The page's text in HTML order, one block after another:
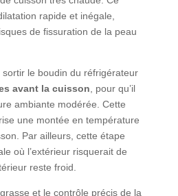
rapide et inégale,
de fissuration de la peau
le boudin du réfrigérateur
avant la cuisson , pour qu’il
ambiante modérée. Cette
une montée en température
Par ailleurs, cette étape
où l’extérieur risquerait de
reste froid.
et le contrôle précis de la